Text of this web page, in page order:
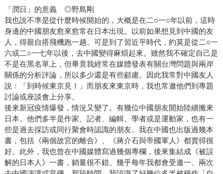
「潤日」的意義 ◎野島剛
我也說不準是從什麼時候開始的，大概是在二○一○年以前，這時
身邊的中國朋友愈來愈常在日本出現。以前如果想見到中國的友
人，得親自搭飛機跑一趟。可是到了習近平時代，約莫是從二○一
六或二○一七年以後，去中國變得麻煩起來。雖然我不確定自己是
不是在黑名單上，但畢竟我經常在媒體發表有關台灣問題與兩岸
關係的分析評論，所以多少還是有些顧慮。因此我常對中國友人
說：「到時候東京見！」而朋友來東京時，我也常邀他們到專題
討論或座談會上分享。
後來新冠疫情爆發，情況又變了。有幾位中國朋友開始陸續搬來
日本。他們多半是作家、記者、編輯、學者或是運動家，也有一
些是過去採訪或同行聚會時認識的朋友。我在中國也出版過幾本
書，包括《兩個故宮的離合》、《蔣介石與帝國軍人》都賣得很
好。此外，我也曾在中國媒體寫過幾個專欄，後來集結成《被誤
解的日本人》一書，銷量很不錯。幾乎每年我都會受邀一、兩次